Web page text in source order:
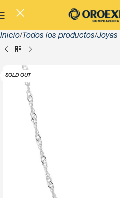
Inicio Todos los productos Joyas
SOLD OUT